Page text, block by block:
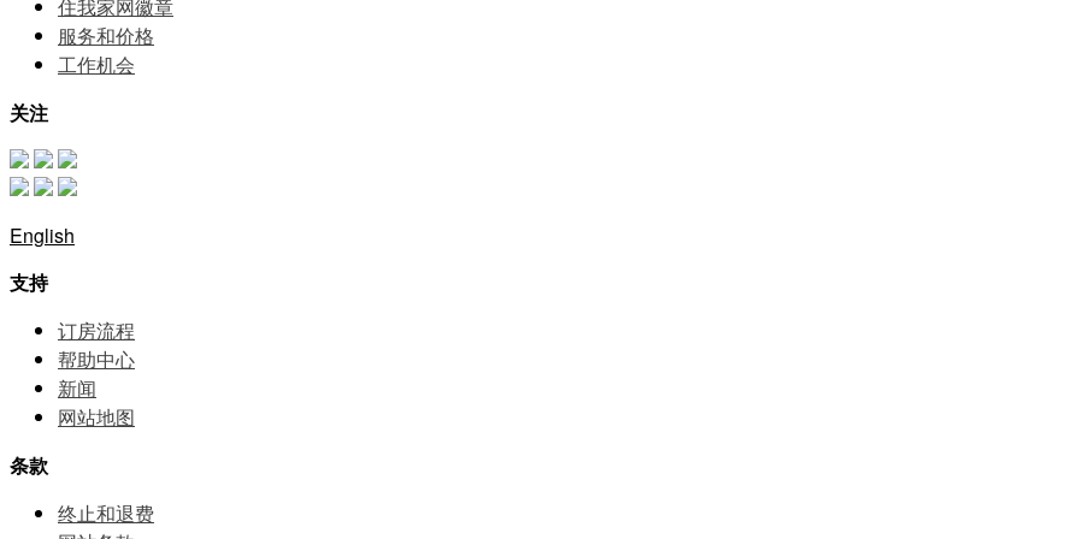
住我家网徽章
服务和价格
⼯作机会
关注
English
支持
订房流程
帮助中⼼
新闻
网站地图
条款
终止和退费